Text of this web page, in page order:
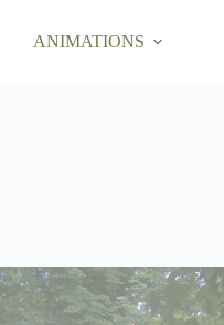
ANIMATIONS